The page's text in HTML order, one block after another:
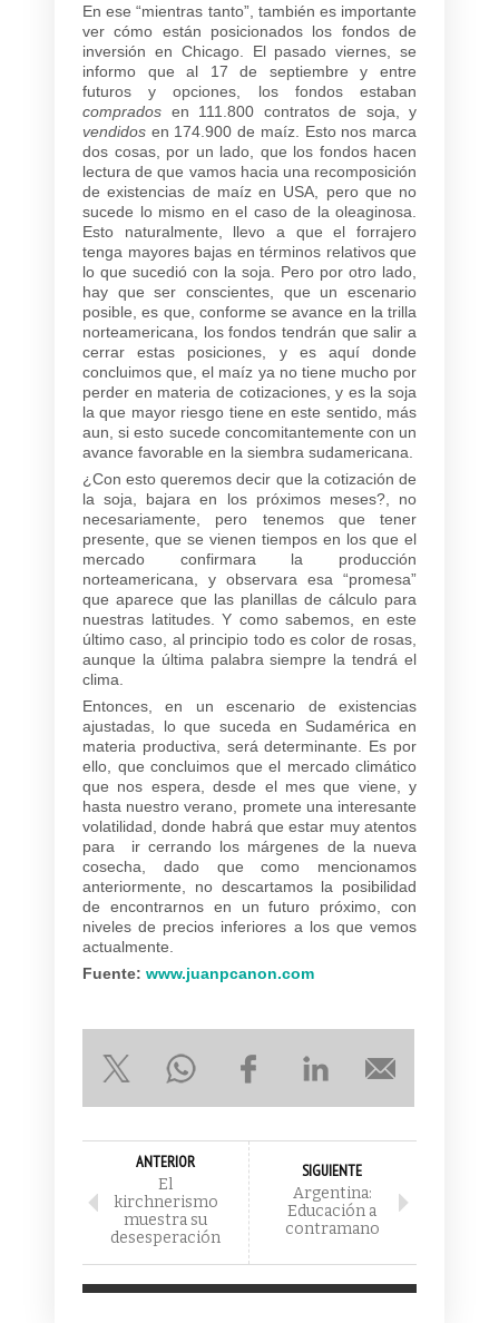
En ese “mientras tanto”, también es importante
ver cómo están posicionados los fondos de
inversión en Chicago. El pasado viernes, se
informo que al 17 de septiembre y entre
futuros y opciones, los fondos estaban
comprados en 111.800 contratos de soja, y
vendidos en 174.900 de maíz. Esto nos marca
dos cosas, por un lado, que los fondos hacen
lectura de que vamos hacia una recomposición
de existencias de maíz en USA, pero que no
sucede lo mismo en el caso de la oleaginosa.
Esto naturalmente, llevo a que el forrajero
tenga mayores bajas en términos relativos que
lo que sucedió con la soja. Pero por otro lado,
hay que ser conscientes, que un escenario
posible, es que, conforme se avance en la trilla
norteamericana, los fondos tendrán que salir a
cerrar estas posiciones, y es aquí donde
concluimos que, el maíz ya no tiene mucho por
perder en materia de cotizaciones, y es la soja
la que mayor riesgo tiene en este sentido, más
aun, si esto sucede concomitantemente con un
avance favorable en la siembra sudamericana.
¿Con esto queremos decir que la cotización de
la soja, bajara en los próximos meses?, no
necesariamente, pero tenemos que tener
presente, que se vienen tiempos en los que el
mercado confirmara la producción
norteamericana, y observara esa “promesa”
que aparece que las planillas de cálculo para
nuestras latitudes. Y como sabemos, en este
último caso, al principio todo es color de rosas,
aunque la última palabra siempre la tendrá el
clima.
Entonces, en un escenario de existencias
ajustadas, lo que suceda en Sudamérica en
materia productiva, será determinante. Es por
ello, que concluimos que el mercado climático
que nos espera, desde el mes que viene, y
hasta nuestro verano, promete una interesante
volatilidad, donde habrá que estar muy atentos
para ir cerrando los márgenes de la nueva
cosecha, dado que como mencionamos
anteriormente, no descartamos la posibilidad
de encontrarnos en un futuro próximo, con
niveles de precios inferiores a los que vemos
actualmente.
Fuente: www.juanpcanon.com
ANTERIOR
El
kirchnerismo
muestra su
desesperación
SIGUIENTE
Argentina:
Educación a
contramano